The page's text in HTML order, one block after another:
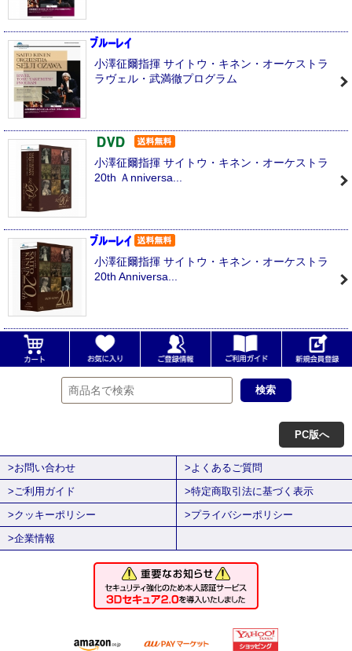
小澤征爾指揮 サイトウ・キネン・オーケストラ
ラヴェル・武満徹プログラム
小澤征爾指揮 サイトウ・キネン・オーケストラ
20th Ａnniversa...
小澤征爾指揮 サイトウ・キネン・オーケストラ
20th Anniversa...
PC版へ
>お問い合わせ
>よくあるご質問
>ご利用ガイド
>特定商取引法に基づく表示
>クッキーポリシー
>プライバシーポリシー
>企業情報